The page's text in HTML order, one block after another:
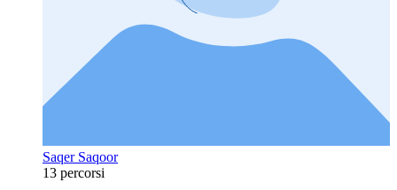
Saqer Saqoor
13 percorsi